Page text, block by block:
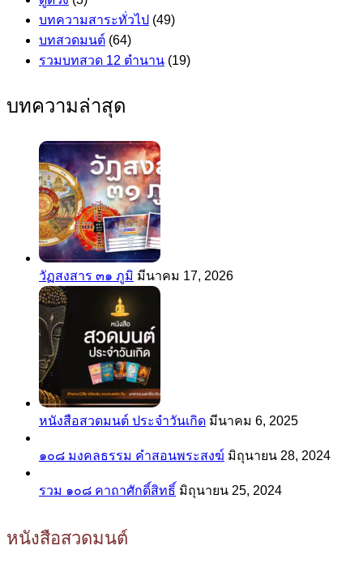
บทความสาระทั่วไป (49)
บทสวดมนต์ (64)
รวมบทสวด 12 ตำนาน (19)
บทความล่าสุด
วัฏสงสาร ๓๑ ภูมิ มีนาคม 17, 2026
หนังสือสวดมนต์ ประจำวันเกิด มีนาคม 6, 2025
๑๐๘ มงคลธรรม คำสอนพระสงฆ์ มิถุนายน 28, 2024
รวม ๑๐๘ คาถาศักดิ์สิทธิ์ มิถุนายน 25, 2024
หนังสือสวดมนต์